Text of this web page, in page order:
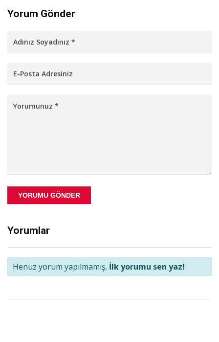
Yorum Gönder
YORUMU GÖNDER
Yorumlar
Henüz yorum yapılmamış. İlk yorumu sen yaz!